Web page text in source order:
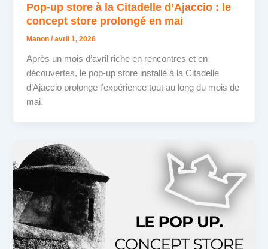
Pop-up store à la Citadelle d’Ajaccio : le
concept store prolongé en mai
Manon/avril 1, 2026
Après un mois d’avril riche en rencontres et en
découvertes, le pop-up store installé à la Citadelle
d’Ajaccio prolonge l’expérience tout au long du mois de
mai.